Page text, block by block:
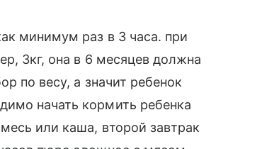
минимум раз в 3 часа. при
3кг, она в 6 месяцев должна
по весу, а значит ребенок
начать кормить ребенка
или каша, второй завтрак